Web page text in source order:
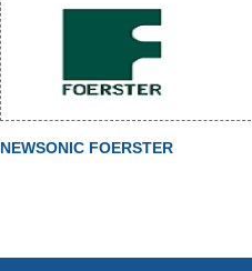
NEWSONIC FOERSTER